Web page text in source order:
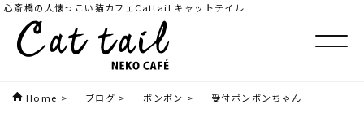
心斎橋の人懐っこい猫カフェCattail キャットテイル
Home > ブログ > ボンボン > 受付ボンボンちゃん